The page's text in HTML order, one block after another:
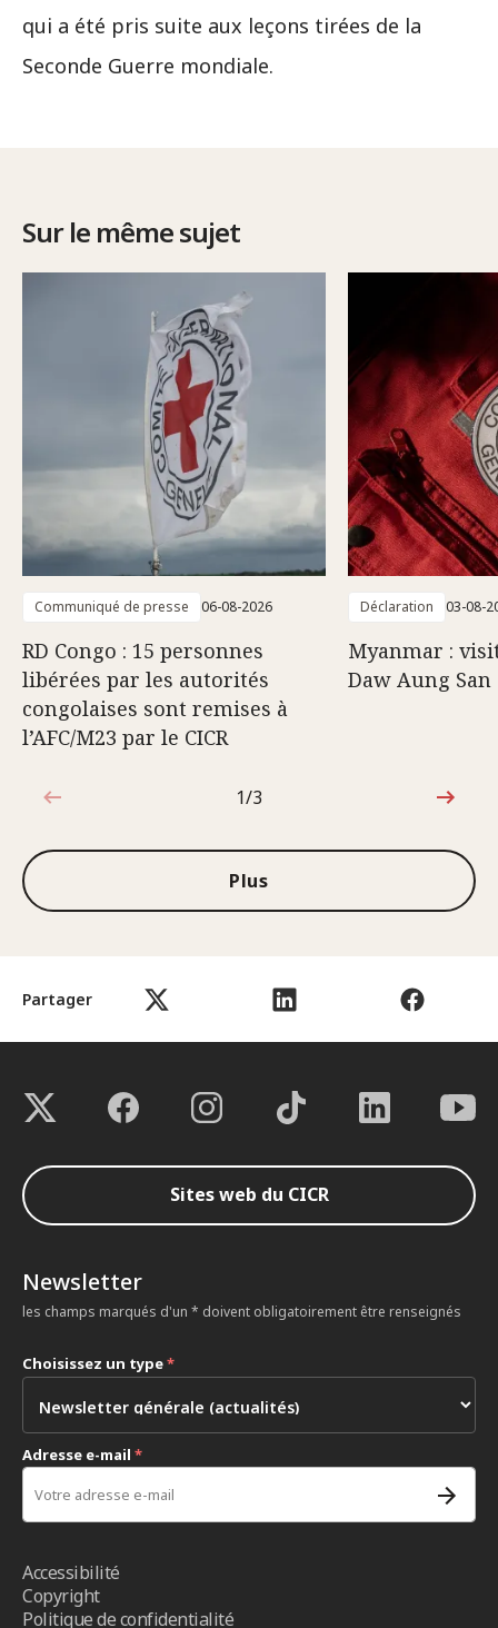
Partager
qui a été pris suite aux leçons tirées de la
Seconde Guerre mondiale.
Sur le même sujet
Communiqué de presse 06-08-2026
RD Congo : 15 personnes
libérées par les autorités
congolaises sont remises à
l’AFC/M23 par le CICR
Déclaration 03-08-
Myanmar :
Daw Aung San
1sur3
1/3
Plus
Sites web du CICR
Newsletter
les champs marqués d'un * doivent obligatoirement être renseignés
Choisissez un type*
Adresse e-mail *
Accessibilité
Copyright
Politique de confidentialité